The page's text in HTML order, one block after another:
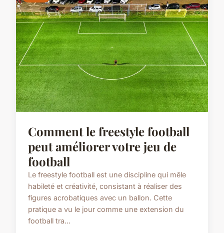
Comment le freestyle football
peut améliorer votre jeu de
football
Le freestyle football est une discipline qui mêle
habileté et créativité, consistant à réaliser des
figures acrobatiques avec un ballon. Cette
pratique a vu le jour comme une extension du
football tra...